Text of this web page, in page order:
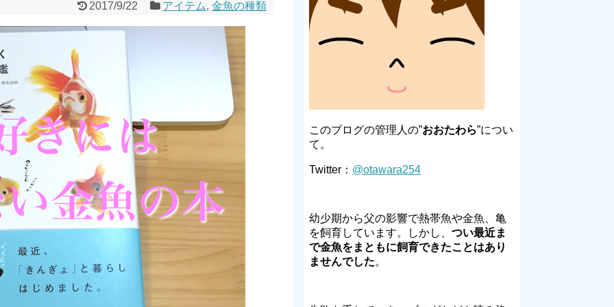
2017/9/22 アイテム, 金魚の種類
このブログの管理人の”おおたわら”につい
て。
Twitter： @otawara254
幼少期から父の影響で熱帯魚や金魚、亀
を飼育しています。しかし、 つい最近ま
で金魚をまともに飼育できたことはあり
ませんでした。